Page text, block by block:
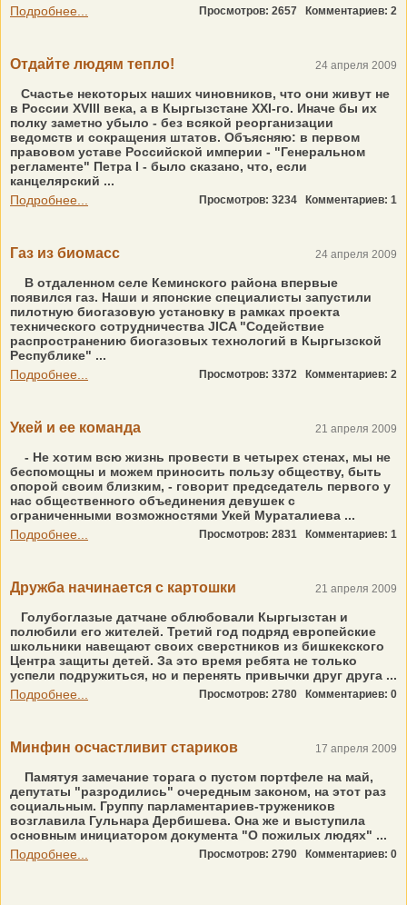
Подробнее...
Просмотров: 2657 Комментариев: 2
Отдайте людям тепло! 24 апреля 2009
Счастье некоторых наших чиновников, что они живут не
в России XVIII века, а в Кыргызстане XXI-го. Иначе бы их
полку заметно убыло - без всякой реорганизации
ведомств и сокращения штатов. Объясняю: в первом
правовом уставе Российской империи - "Генеральном
регламенте" Петра I - было сказано, что, если
канцелярский ...
Подробнее...
Просмотров: 3234 Комментариев: 1
Газ из биомасс 24 апреля 2009
В отдаленном селе Кеминского района впервые
появился газ. Наши и японские специалисты запустили
пилотную биогазовую установку в рамках проекта
технического сотрудничества JICA "Содействие
распространению биогазовых технологий в Кыргызской
Республике" ...
Подробнее...
Просмотров: 3372 Комментариев: 2
Укей и ее команда 21 апреля 2009
- Не хотим всю жизнь провести в четырех стенах, мы не
беспомощны и можем приносить пользу обществу, быть
опорой своим близким, - говорит председатель первого у
нас общественного объединения девушек с
ограниченными возможностями Укей Мураталиева ...
Подробнее...
Просмотров: 2831 Комментариев: 1
Дружба начинается с картошки 21 апреля 2009
Голубоглазые датчане облюбовали Кыргызстан и
полюбили его жителей. Третий год подряд европейские
школьники навещают своих сверстников из бишкекского
Центра защиты детей. За это время ребята не только
успели подружиться, но и перенять привычки друг друга ...
Подробнее...
Просмотров: 2780 Комментариев: 0
Минфин осчастливит стариков 17 апреля 2009
Памятуя замечание торага о пустом портфеле на май,
депутаты "разродились" очередным законом, на этот раз
социальным. Группу парламентариев-тружеников
возглавила Гульнара Дербишева. Она же и выступила
основным инициатором документа "О пожилых людях" ...
Подробнее...
Просмотров: 2790 Комментариев: 0